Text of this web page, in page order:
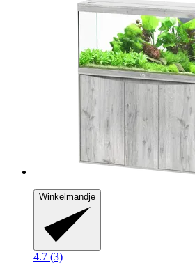
Winkelmandje
4.7 (3)